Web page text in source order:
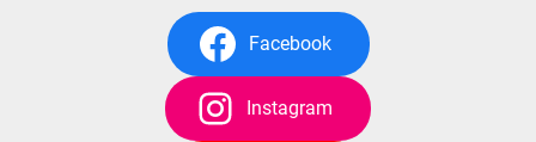
Facebook
Instagram